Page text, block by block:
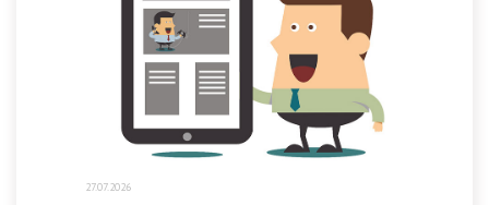
27.07.2026